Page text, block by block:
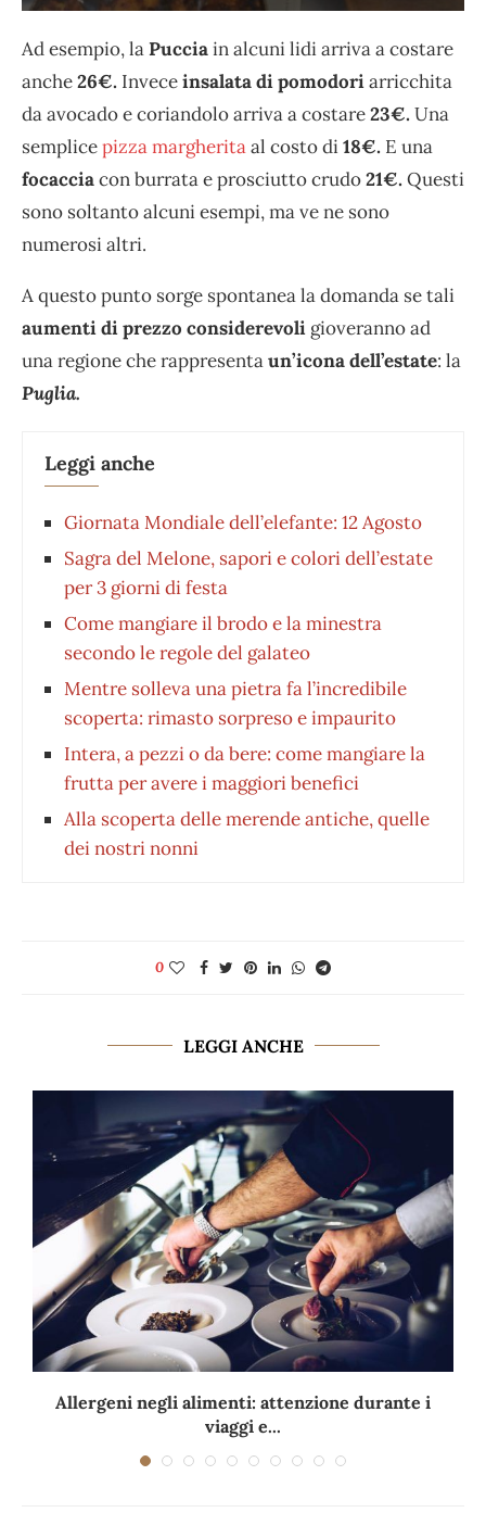
Ad esempio, laPucciain alcuni lidi arriva a costare
anche26€. Inveceinsalata di pomodoriarricchita
da avocado e coriandolo arriva a costare23€. Una
semplicepizza margheritaal costo di18€. E una
focacciacon burrata e prosciutto crudo21€. Questi
sono soltanto alcuni esempi, ma ve ne sono
numerosi altri.
A questo punto sorge spontanea la domanda se tali
aumenti di prezzo considerevoli gioveranno ad
una regione che rappresentaun’icona dell’estate: la
Puglia.
Leggi anche
Giornata Mondiale dell’elefante: 12 Agosto
Sagra del Melone, sapori e colori dell’estate
per 3 giorni di festa
Come mangiare il brodo e la minestra
secondo le regole del galateo
Mentre solleva una pietra fa l’incredibile
scoperta: rimasto sorpreso e impaurito
Intera, a pezzi o da bere: come mangiare la
frutta per avere i maggiori benefici
Alla scoperta delle merende antiche, quelle
dei nostri nonni
0
LEGGI ANCHE
Allergeni negli alimenti: attenzione durante i
viaggi e...